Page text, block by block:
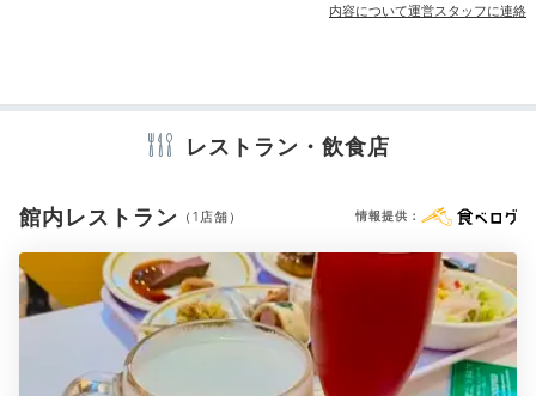
ど人気なので、ホテル内のコンビニで夕食を買い込んで部屋でゆっ
くりいただきました♡
Night
19:00
メダル作りに館内散策
充実した夜のひと時を
洗浄機付トイレ パジャマ 歯ブラシ シャンプー リンス
タオル
内容について運営スタッフに連絡
レストラン・飲食店
館内レストラン （1店舗） 情報提供：